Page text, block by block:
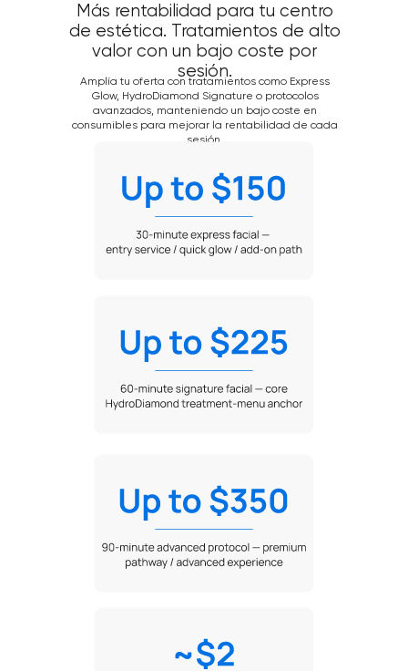
Amplía tu oferta con tratamientos como Express
Glow, HydroDiamond Signature o protocolos
avanzados, manteniendo un bajo coste en
consumibles para mejorar la rentabilidad de cada
sesión.
Más rentabilidad para tu centro
de estética. Tratamientos de alto
valor con un bajo coste por
sesión.